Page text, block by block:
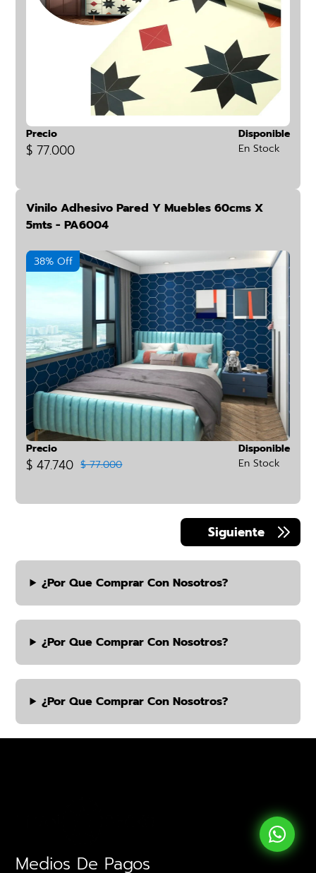
Precio
$ 77.000
Disponible
En Stock
Vinilo Adhesivo Pared Y Muebles 60cms X
5mts - PA6004
38% Off
Precio
$ 47.740 $ 77.000
Disponible
En Stock
¿por Que Comprar Con Nosotros?
¿por Que Comprar Con Nosotros?
¿por Que Comprar Con Nosotros?
Medios De Pagos